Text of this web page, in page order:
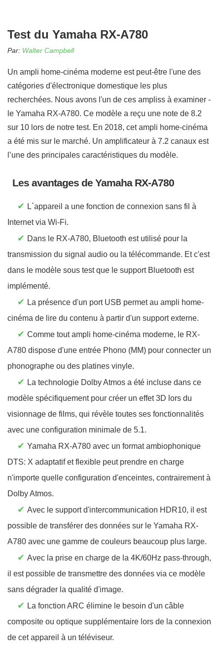
Test du Yamaha RX-A780
Par: Walter Campbell
Un ampli home-cinéma moderne est peut-être l'une des
catégories d'électronique domestique les plus
recherchées. Nous avons l'un de ces ampliss à examiner -
le Yamaha RX-A780. Ce modèle a reçu une note de 8.2
sur 10 lors de notre test. En 2018, cet ampli home-cinéma
a été mis sur le marché. Un amplificateur à 7.2 canaux est
l’une des principales caractéristiques du modèle.
Les avantages de Yamaha RX-A780
✔ L`appareil a une fonction de connexion sans fil à
Internet via Wi-Fi.
✔ Dans le RX-A780, Bluetooth est utilisé pour la
transmission du signal audio ou la télécommande. Et c'est
dans le modèle sous test que le support Bluetooth est
implémenté.
✔ La présence d'un port USB permet au ampli home-
cinéma de lire du contenu à partir d'un support externe.
✔ Comme tout ampli home-cinéma moderne, le RX-
A780 dispose d'une entrée Phono (MM) pour connecter un
phonographe ou des platines vinyle.
✔ La technologie Dolby Atmos a été incluse dans ce
modèle spécifiquement pour créer un effet 3D lors du
visionnage de films, qui révèle toutes ses fonctionnalités
avec une configuration minimale de 5.1.
✔ Yamaha RX-A780 avec un format ambiophonique
DTS: X adaptatif et flexible peut prendre en charge
n'importe quelle configuration d'enceintes, contrairement à
Dolby Atmos.
✔ Avec le support d'intercommunication HDR10, il est
possible de transférer des données sur le Yamaha RX-
A780 avec une gamme de couleurs beaucoup plus large.
✔ Avec la prise en charge de la 4K/60Hz pass-through,
il est possible de transmettre des données via ce modèle
sans dégrader la qualité d'image.
✔ La fonction ARC élimine le besoin d'un câble
composite ou optique supplémentaire lors de la connexion
de cet appareil à un téléviseur.